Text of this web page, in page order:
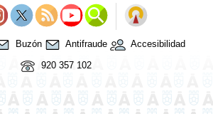
Buzón Antifraude
Accesibilidad
920 357 102